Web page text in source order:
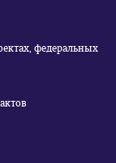
федеральных